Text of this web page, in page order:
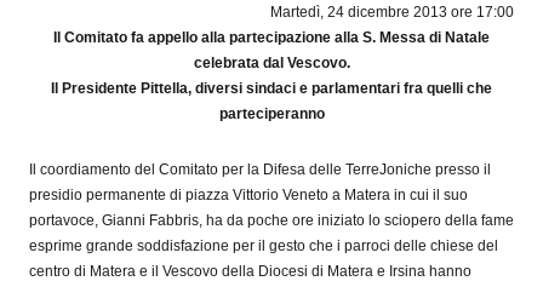
Martedì, 24 dicembre 2013 ore 17:00
Il Comitato fa appello alla partecipazione alla S. Messa di Natale
celebrata dal Vescovo.
Il Presidente Pittella, diversi sindaci e parlamentari fra quelli che
parteciperanno
Il coordiamento del Comitato per la Difesa delle TerreJoniche presso il
presidio permanente di piazza Vittorio Veneto a Matera in cui il suo
portavoce, Gianni Fabbris, ha da poche ore iniziato lo sciopero della fame
esprime grande soddisfazione per il gesto che i parroci delle chiese del
centro di Matera e il Vescovo della Diocesi di Matera e Irsina hanno